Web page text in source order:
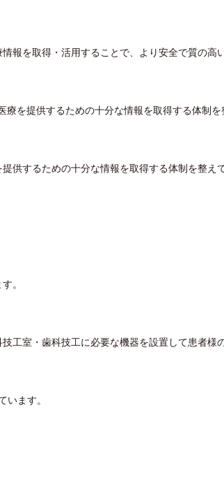
報を取得・活用することで、より安全で質の高
を提供するための十分な情報を取得する体制
供するための十分な情報を取得する体制を整え
。
工室・歯科技工に必要な機器を設置して患者
います。